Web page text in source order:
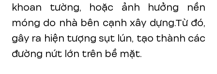
khoan tường, hoặc ảnh hưởng nền
móng do nhà bên cạnh xây dựng.Từ đó,
gây ra hiện tượng sụt lún, tạo thành các
đường nứt lớn trên bề mặt.